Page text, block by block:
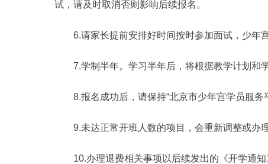
试，请及时取消否则影响后续报名。
6.请家长提前安排好时间按时参加面试，少年
7.学制半年。学习半年后，将根据教学计划和
8.报名成功后，请保持“北京市少年宫学员服务
9.未达正常开班人数的项目，会重新调整或办
10.办理退费相关事项以后续发出的《开学通知